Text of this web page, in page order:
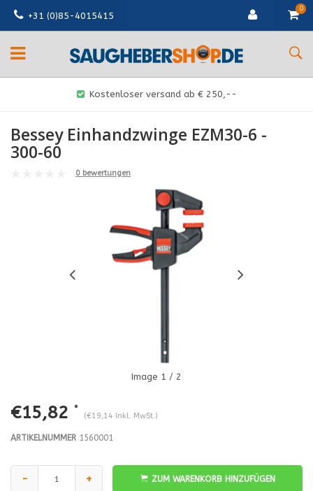
+31 (0)85-4015415
0
Kostenloser versand ab € 250,--
Bessey Einhandzwinge EZM30-6 -
300-60
0 bewertungen
Image 1 / 2
€15,82 *
(€19,14 Inkl. MwSt.)
ARTIKELNUMMER 1560001
- + ZUM WARENKORB HINZUFÜGEN